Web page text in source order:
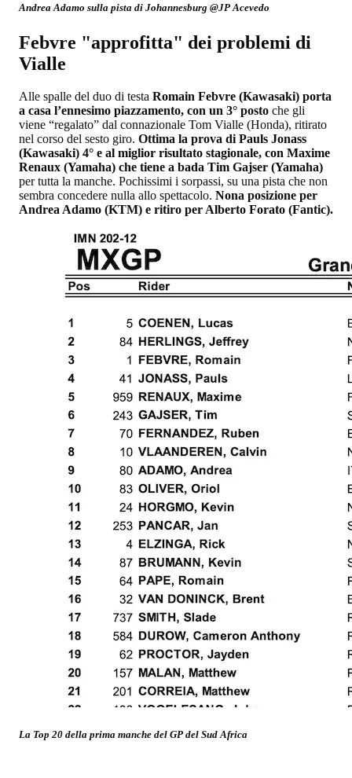
Andrea Adamo sulla pista di Johannesburg @JP Acevedo
Febvre "approfitta" dei problemi di
Vialle
Alle spalle del duo di testa Romain Febvre (Kawasaki) porta
a casa l’ennesimo piazzamento, con un 3° posto che gli
viene “regalato” dal connazionale Tom Vialle (Honda), ritirato
nel corso del sesto giro. Ottima la prova di Pauls Jonass
(Kawasaki) 4° e al miglior risultato stagionale, con Maxime
Renaux (Yamaha) che tiene a bada Tim Gajser (Yamaha)
per tutta la manche. Pochissimi i sorpassi, su una pista che non
sembra concedere nulla allo spettacolo. Nona posizione per
Andrea Adamo (KTM) e ritiro per Alberto Forato (Fantic).
La Top 20 della prima manche del GP del Sud Africa